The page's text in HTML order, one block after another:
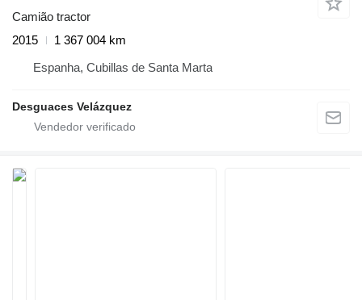
Camião tractor
2015
1 367 004 km
Espanha, Cubillas de Santa Marta
Desguaces Velázquez